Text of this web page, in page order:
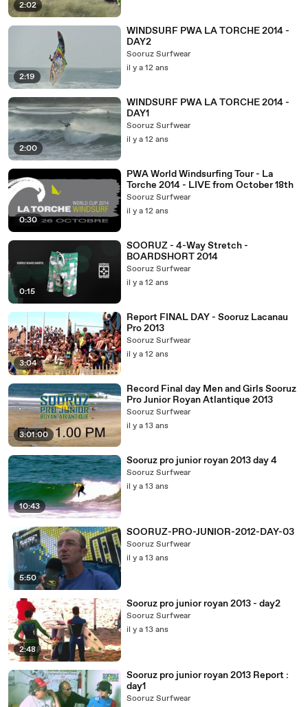
2:02
2:19
WINDSURF PWA LA TORCHE 2014 -
DAY2
Sooruz Surfwear
il y a 12 ans
2:00
WINDSURF PWA LA TORCHE 2014 -
DAY1
Sooruz Surfwear
il y a 12 ans
0:30
PWA World Windsurfing Tour - La
Torche 2014 - LIVE from October 18th
Sooruz Surfwear
il y a 12 ans
0:15
SOORUZ - 4-Way Stretch -
BOARDSHORT 2014
Sooruz Surfwear
il y a 12 ans
3:04
Report FINAL DAY - Sooruz Lacanau
Pro 2013
Sooruz Surfwear
il y a 12 ans
3:01:00
Record Final day Men and Girls Sooruz
Pro Junior Royan Atlantique 2013
Sooruz Surfwear
il y a 13 ans
10:43
Sooruz pro junior royan 2013 day 4
Sooruz Surfwear
il y a 13 ans
5:50
SOORUZ-PRO-JUNIOR-2012-DAY-03
Sooruz Surfwear
il y a 13 ans
2:48
Sooruz pro junior royan 2013 - day2
Sooruz Surfwear
il y a 13 ans
Sooruz pro junior royan 2013 Report :
day1
Sooruz Surfwear